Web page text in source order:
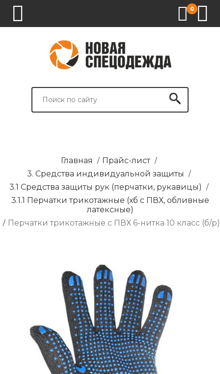
0
СПЕЦОДЕЖДА
СПЕЦОБУВЬ
СРЕДСТВА
ВСПОМОГАТЕЛЬНЫЕ
БРЕНДИРОВАНИЕ
Главная / Прайс-лист /
3. Средства индивидуальной защиты /
3.1 Средства защиты рук (перчатки, рукавицы) /
3.1.1 Перчатки трикотажные (хб с ПВХ, обливные
латексные)
/ Перчатки трикотажные с ПВХ 6-нитка 10 класс (б/р)